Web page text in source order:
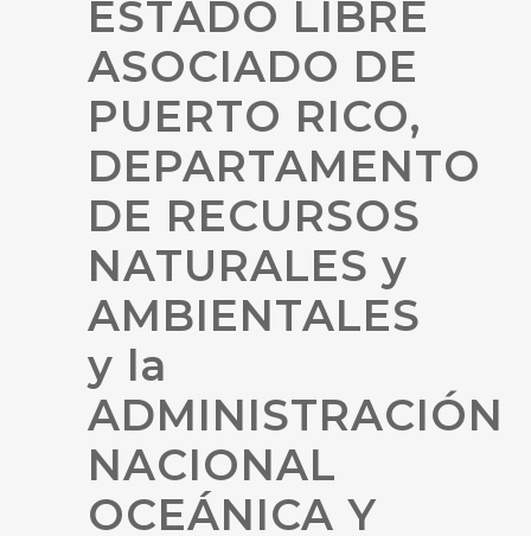
ESTADO LIBRE
ASOCIADO DE
PUERTO RICO,
DEPARTAMENTO
DE RECURSOS
NATURALES y
AMBIENTALES
y la
ADMINISTRACIÓN
NACIONAL
OCEÁNICA Y